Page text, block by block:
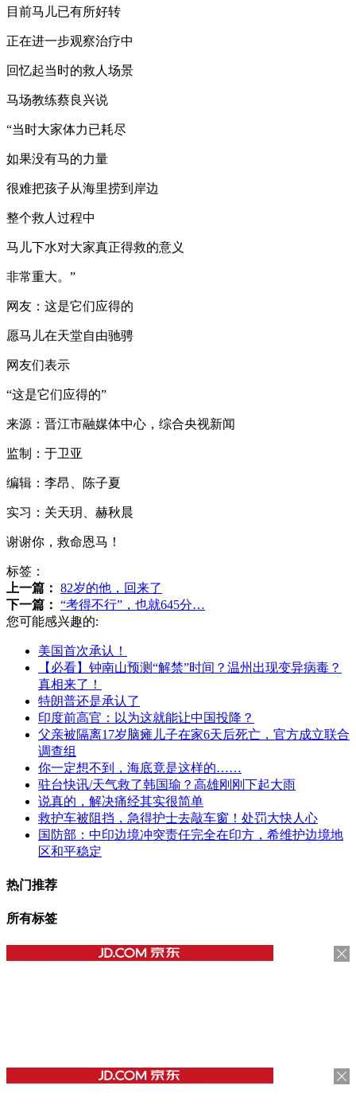
目前马儿已有所好转
正在进一步观察治疗中
回忆起当时的救人场景
马场教练蔡良兴说
“当时大家体力已耗尽
如果没有马的力量
很难把孩子从海里捞到岸边
整个救人过程中
马儿下水对大家真正得救的意义
非常重大。”
网友：这是它们应得的
愿马儿在天堂自由驰骋
网友们表示
“这是它们应得的”
来源：晋江市融媒体中心，综合央视新闻
监制：于卫亚
编辑：李昂、陈子夏
实习：关天玥、赫秋晨
谢谢你，救命恩马！
标签：
上一篇： 82岁的他，回来了
下一篇： “考得不行”，也就645分…
您可能感兴趣的:
美国首次承认！
【必看】钟南山预测“解禁”时间？温州出现变异病毒？
真相来了！
特朗普还是承认了
印度前高官：以为这就能让中国投降？
父亲被隔离17岁脑瘫儿子在家6天后死亡，官方成立联合
调查组
你一定想不到，海底竟是这样的……
驻台快讯/天气救了韩国瑜？高雄刚刚下起大雨
说真的，解决痛经其实很简单
救护车被阻挡，急得护士去敲车窗！处罚大快人心
国防部：中印边境冲突责任完全在印方，希维护边境地
区和平稳定
热门推荐
所有标签